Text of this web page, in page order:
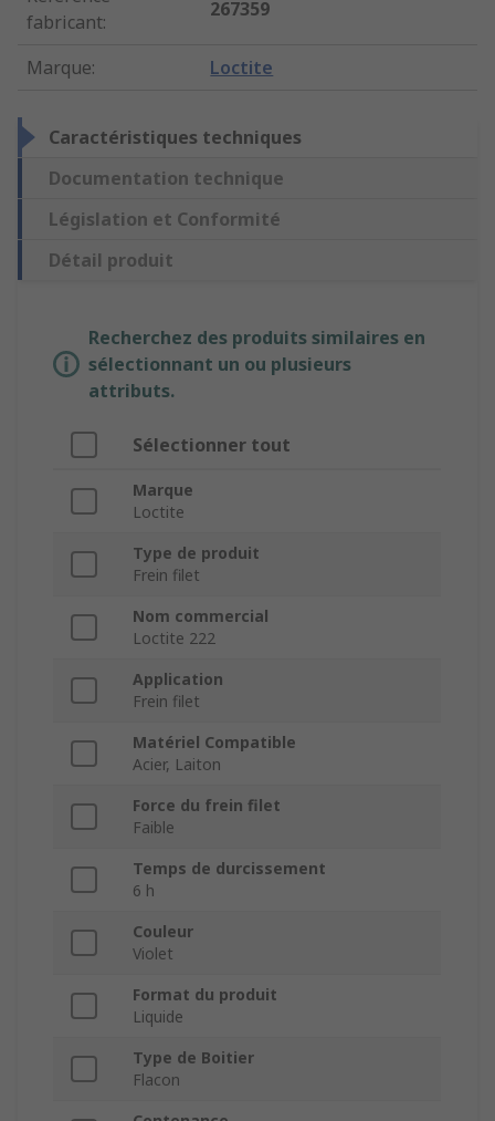
fabricant:
267359
Marque: Loctite
Caractéristiques techniques
Documentation technique
Législation et Conformité
Détail produit
Recherchez des produits similaires en
sélectionnant un ou plusieurs
attributs.
Sélectionner tout
Marque
Loctite
Type de produit
Frein filet
Nom commercial
Loctite 222
Application
Frein filet
Matériel Compatible
Acier, Laiton
Force du frein filet
Faible
Temps de durcissement
6 h
Couleur
Violet
Format du produit
Liquide
Type de Boitier
Flacon